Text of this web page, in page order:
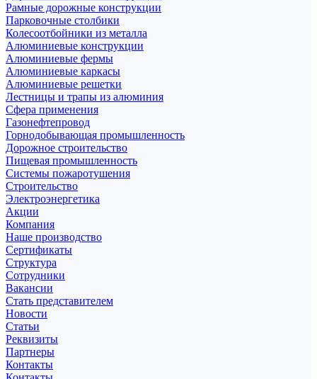
Рамные дорожные конструкции
Парковочные столбики
Колесоотбойники из металла
Алюминиевые конструкции
Алюминиевые фермы
Алюминиевые каркасы
Алюминиевые решетки
Лестницы и трапы из алюминия
Сфера применения
Газонефтепровод
Горнодобывающая промышленность
Дорожное строительство
Пищевая промышленность
Системы пожаротушения
Строительство
Электроэнергетика
Акции
Компания
Наше производство
Сертификаты
Структура
Сотрудники
Вакансии
Стать представителем
Новости
Статьи
Реквизиты
Партнеры
Контакты